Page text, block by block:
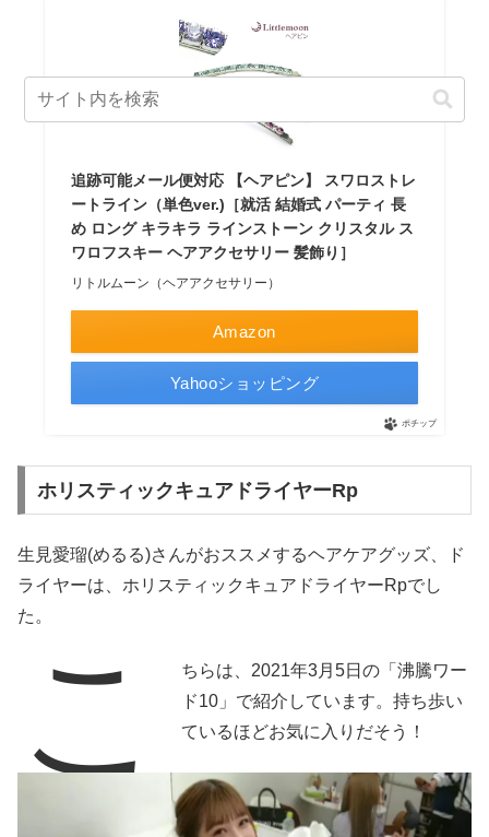
追跡可能メール便対応 【ヘアピン】 スワロストレ
ートライン（単色ver.)［就活 結婚式 パーティ 長
め ロング キラキラ ラインストーン クリスタル ス
ワロフスキー ヘアアクセサリー 髪飾り］
リトルムーン（ヘアアクセサリー）
Amazon
Yahooショッピング
ポチップ
ホリスティックキュアドライヤーRp
生見愛瑠(めるる)さんがおススメするヘアケアグッズ、ド
ライヤーは、ホリスティックキュアドライヤーRpでし
た。
こ
ちらは、2021年3月5日の「沸騰ワー
ド10」で紹介しています。持ち歩い
ているほどお気に入りだそう！